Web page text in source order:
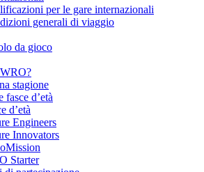
per le gare internazionali
generali di viaggio
da gioco
stagione
fasce d’età
d’età
Engineers
Innovators
Starter